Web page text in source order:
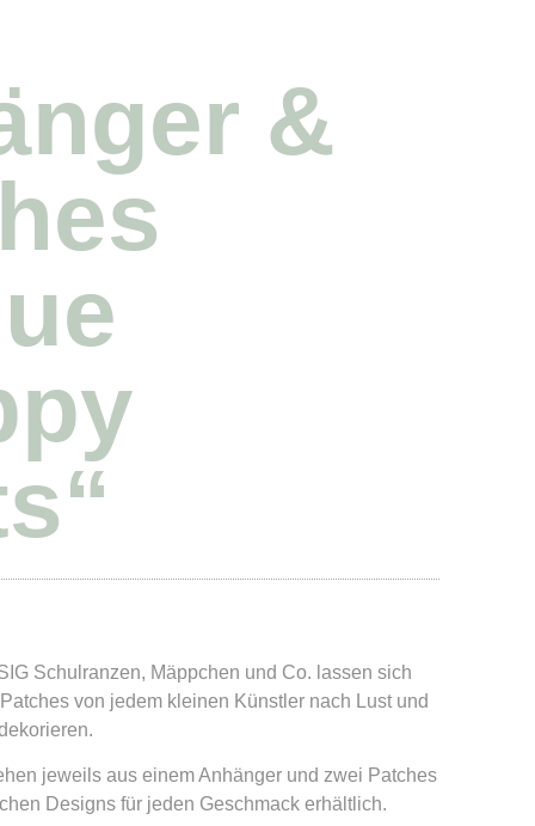
&
Schulranzen, Mäppchen und Co. lassen sich
von jedem kleinen Künstler nach Lust und
jeweils aus einem Anhänger und zwei Patches
Designs für jeden Geschmack erhältlich.